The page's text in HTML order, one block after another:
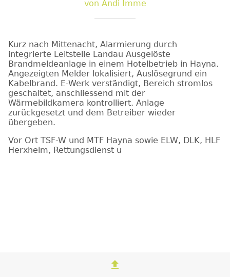
von Andi Imme
Kurz nach Mittenacht, Alarmierung durch
integrierte Leitstelle Landau Ausgelöste
Brandmeldeanlage in einem Hotelbetrieb in Hayna.
Angezeigten Melder lokalisiert, Auslösegrund ein
Kabelbrand. E-Werk verständigt, Bereich stromlos
geschaltet, anschliessend mit der
Wärmebildkamera kontrolliert. Anlage
zurückgesetzt und dem Betreiber wieder
übergeben.
Vor Ort TSF-W und MTF Hayna sowie ELW, DLK, HLF
Herxheim, Rettungsdienst u